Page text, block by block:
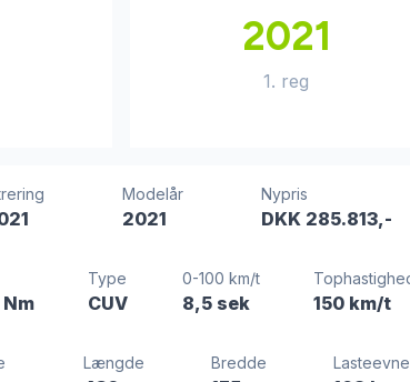
2021
1. reg
Modelår
2021
Nypris
DKK 285.813,-
Type
CUV
0-100 km/t
8,5 sek 150 km/t
Længde Bredde Lasteevne